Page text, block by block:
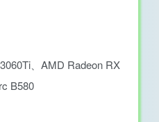
、AMD Radeon RX
B580